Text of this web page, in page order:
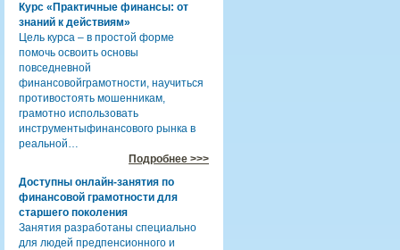
Курс «Практичные финансы: от
знаний к действиям»
Цель курса – в простой форме
помочь освоить основы
повседневной
финансовойграмотности, научиться
противостоять мошенникам,
грамотно использовать
инструментыфинансового рынка в
реальной…
Подробнее >>>
Доступны онлайн-занятия по
финансовой грамотности для
старшего поколения
Занятия разработаны специально
для людей предпенсионного и